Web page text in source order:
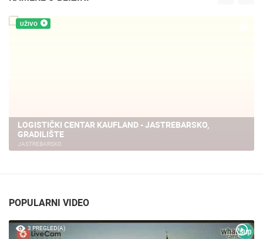
UŽIVO
LOGISTIČKI CENTAR KAUFLAND - JASTREBARSKO,
GRADILIŠTE
JASTREBARSKO
POPULARNI VIDEO
3 PREGLED(A)